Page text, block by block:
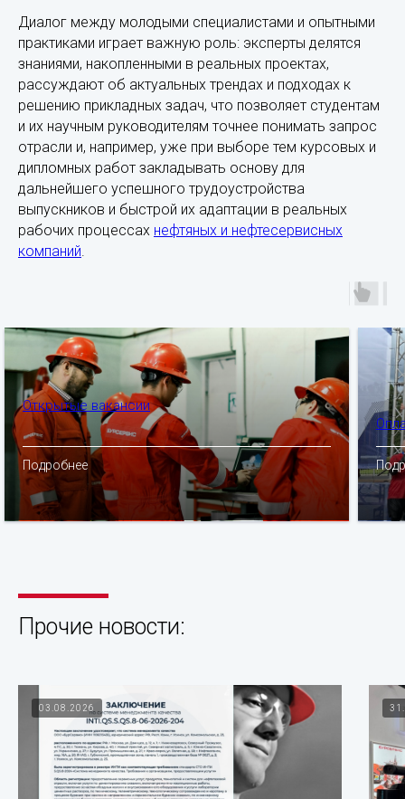
Диалог между молодыми специалистами и опытными
практиками играет важную роль: эксперты делятся
знаниями, накопленными в реальных проектах,
рассуждают об актуальных трендах и подходах к
решению прикладных задач, что позволяет студентам
и их научным руководителям точнее понимать запрос
отрасли и, например, уже при выборе тем курсовых и
дипломных работ закладывать основу для
дальнейшего успешного трудоустройства
выпускников и быстрой их адаптации в реальных
рабочих процессах нефтяных и нефтесервисных
компаний.
Открытые вакансии
Подробнее
Прочие новости:
03.08.2026